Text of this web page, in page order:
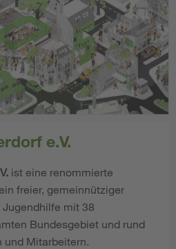
e.V.
ist eine renommierte
freier, gemeinnütziger
Jugendhilfe mit 38
Bundesgebiet und rund
und Mitarbeitern.